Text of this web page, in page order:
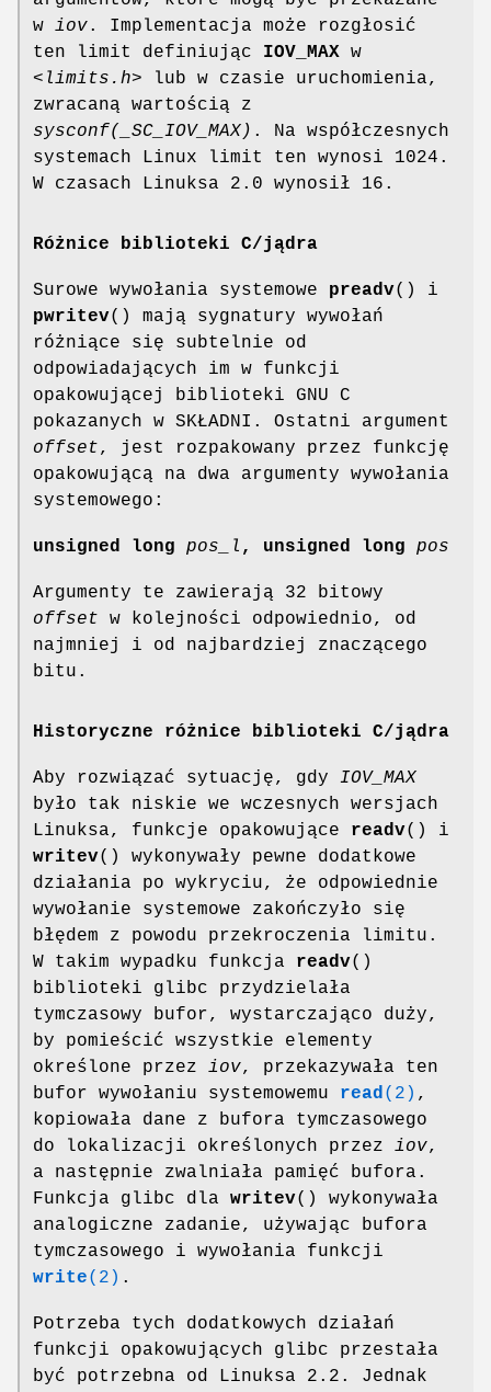
w iov. Implementacja może rozgłosić
ten limit definiując IOV_MAX w
<limits.h> lub w czasie uruchomienia,
zwracaną wartością z
sysconf(_SC_IOV_MAX) . Na współczesnych
systemach Linux limit ten wynosi 1024.
W czasach Linuksa 2.0 wynosił 16.
Różnice biblioteki C/jądra
Surowe wywołania systemowe preadv() i
pwritev() mają sygnatury wywołań
różniące się subtelnie od
odpowiadających im w funkcji
opakowującej biblioteki GNU C
pokazanych w SKŁADNI. Ostatni argument
offset, jest rozpakowany przez funkcję
opakowującą na dwa argumenty wywołania
systemowego:
unsigned long pos_l , unsigned long pos
Argumenty te zawierają 32 bitowy
offset w kolejności odpowiednio, od
najmniej i od najbardziej znaczącego
bitu.
Historyczne różnice biblioteki C/jądra
Aby rozwiązać sytuację, gdy IOV_MAX
było tak niskie we wczesnych wersjach
Linuksa, funkcje opakowujące readv() i
writev() wykonywały pewne dodatkowe
działania po wykryciu, że odpowiednie
wywołanie systemowe zakończyło się
błędem z powodu przekroczenia limitu.
W takim wypadku funkcja readv()
biblioteki glibc przydzielała
tymczasowy bufor, wystarczająco duży,
by pomieścić wszystkie elementy
określone przez iov, przekazywała ten
bufor wywołaniu systemowemu read(2) ,
kopiowała dane z bufora tymczasowego
do lokalizacji określonych przez iov,
a następnie zwalniała pamięć bufora.
Funkcja glibc dla writev() wykonywała
analogiczne zadanie, używając bufora
tymczasowego i wywołania funkcji
write(2) .
Potrzeba tych dodatkowych działań
funkcji opakowujących glibc przestała
być potrzebna od Linuksa 2.2. Jednak